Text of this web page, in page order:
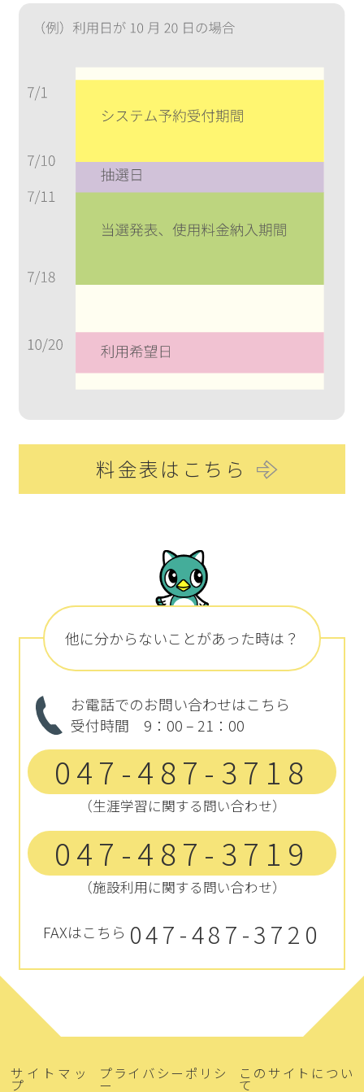
料金表はこちら
他に分からないことがあった時は？
お電話でのお問い合わせはこちら
受付時間 9：00 – 21：00
047-487-3718
（生涯学習に関する問い合わせ）
047-487-3719
（施設利用に関する問い合わせ）
FAXはこちら 047-487-3720
サイトマッ
プ
プライバシーポリシ
ー
このサイトについ
て